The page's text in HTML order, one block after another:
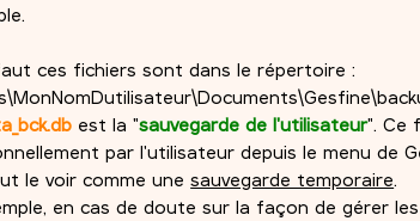
ces fichiers sont dans le répertoire :
est la "sauvegarde de l'utilisateur". Ce
par l'utilisateur depuis le menu de
le voir comme unesauvegarde temporaire.
en cas de doute sur la façon de gérer